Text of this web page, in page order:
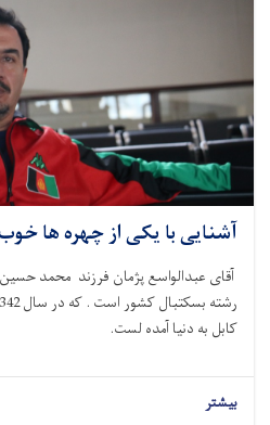
آشنایی با یکی از چهره ها
آقای عبدالواسع پژمان فرزند محمد
کابل به دنیا آمده لست.
بیشتر